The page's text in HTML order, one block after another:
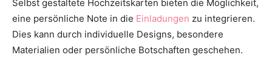
Selbst gestaltete Hochzeitskarten bieten die Möglichkeit,
eine persönliche Note in die Einladungen zu integrieren.
Dies kann durch individuelle Designs, besondere
Materialien oder persönliche Botschaften geschehen.